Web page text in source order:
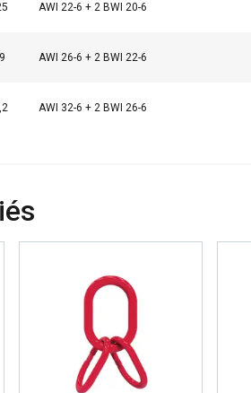
AWI 22-6 + 2 BWI 20-6
AWI 26-6 + 2 BWI 22-6
AWI 32-6 + 2 BWI 26-6